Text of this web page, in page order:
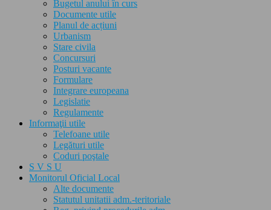
Bugetul anului în curs
Documente utile
Planul de acțiuni
Urbanism
Stare civila
Concursuri
Posturi vacante
Formulare
Integrare europeana
Legislatie
Regulamente
Informaţii utile
Telefoane utile
Legături utile
Coduri poştale
S V S U
Monitorul Oficial Local
Alte documente
Statutul unitatii adm.-teritoriale